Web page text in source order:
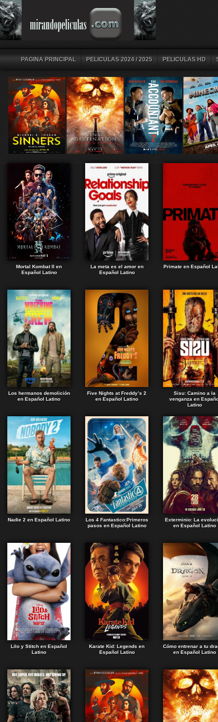
PAGINA PRINCIPAL PELICULAS 2024 / 2025 PELICULAS HD
Mortal Kombat II en
Español Latino
La meta es el amor en
Español Latino
Primate en Español
Los hermanos demolición
en Español Latino
Five Nights at Freddy’s 2
en Español Latino
Sisu: Camino a la
venganza en
Latino
Nadie 2 en Español Latino
Los 4 Fantastico:Primeros
pasos en Español Latino
Exterminio: La
en Español Latino
Lilo y Stitch en Español
Latino
Karate Kid: Legends en
Español Latino
Cómo entrenar a tu
en Español Latino